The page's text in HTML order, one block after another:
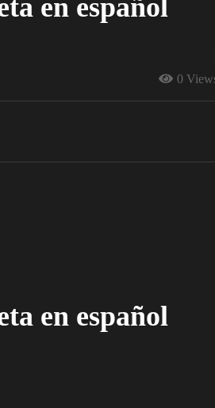
en español
0
en español